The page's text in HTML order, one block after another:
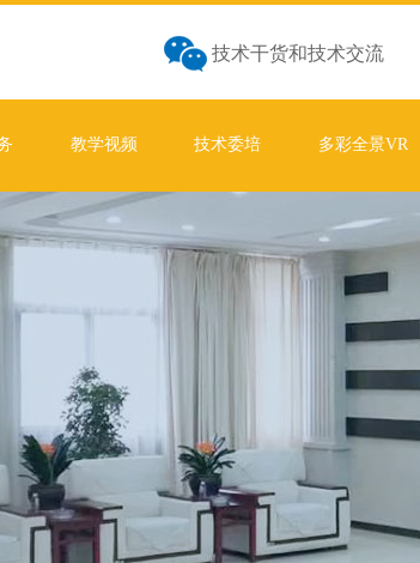
技术干货和技术交流
教学视频 技术委培 多彩全景VR